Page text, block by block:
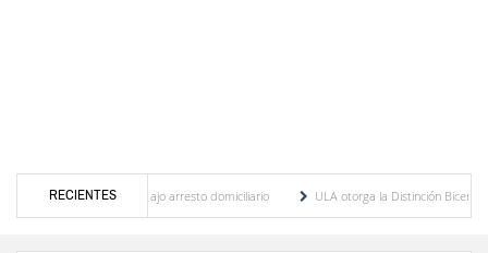
RECIENTES
venezolano bajo arresto domiciliario
ULA otorga la Distinción Bicentenario a